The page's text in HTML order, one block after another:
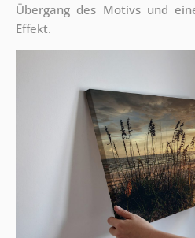
Übergang des Motivs und
Effekt.